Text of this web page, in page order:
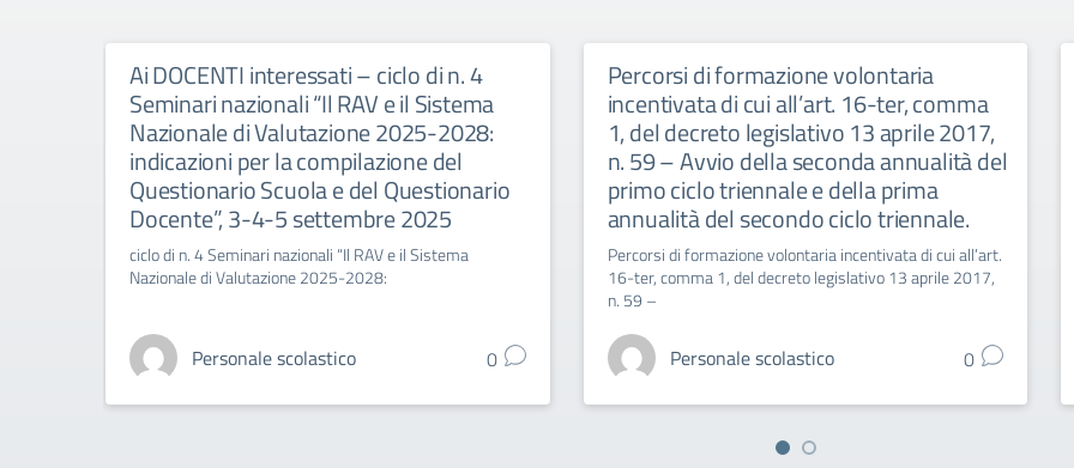
Ai DOCENTI interessati – ciclo di n. 4
Seminari nazionali “Il RAV e il Sistema
Nazionale di Valutazione 2025-2028:
indicazioni per la compilazione del
Questionario Scuola e del Questionario
Docente”, 3-4-5 settembre 2025
ciclo di n. 4 Seminari nazionali “Il RAV e il Sistema
Nazionale di Valutazione 2025-2028:
Personale scolastico 0
Percorsi di formazione volontaria
incentivata di cui all’art. 16-ter, comma
1, del decreto legislativo 13 aprile 2017,
n. 59 – Avvio della seconda annualità del
primo ciclo triennale e della prima
annualità del secondo ciclo triennale.
Percorsi di formazione volontaria incentivata di cui all’art.
16-ter, comma 1, del decreto legislativo 13 aprile 2017,
n. 59 –
Personale scolastico 0